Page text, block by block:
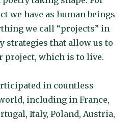
we have as human beings
we call “projects” in
strategies that allow us to
project, which is to live.
in countless
including in France,
Italy, Poland, Austria,